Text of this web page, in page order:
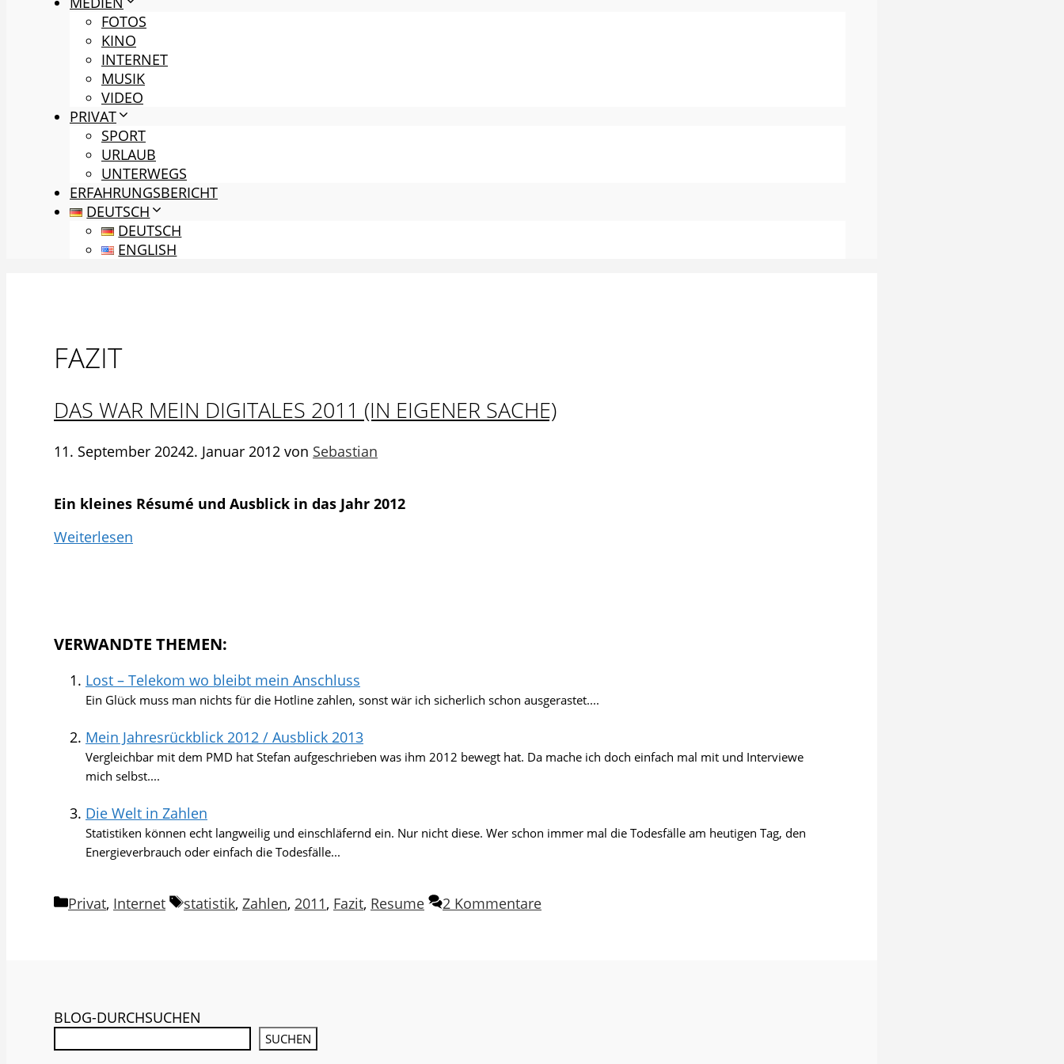
FOTOS
KINO
INTERNET
MUSIK
VIDEO
PRIVAT
SPORT
URLAUB
UNTERWEGS
ERFAHRUNGSBERICHT
DEUTSCH
DEUTSCH
ENGLISH
FAZIT
DAS WAR MEIN DIGITALES 2011 (IN EIGENER SACHE)
11. September 20242. Januar 2012 von Sebastian
Ein kleines Résumé und Ausblick in das Jahr 2012
Weiterlesen
VERWANDTE THEMEN:
Lost – Telekom wo bleibt mein Anschluss
Ein Glück muss man nichts für die Hotline zahlen, sonst wär ich sicherlich schon ausgerastet....
Mein Jahresrückblick 2012 / Ausblick 2013
Vergleichbar mit dem PMD hat Stefan aufgeschrieben was ihm 2012 bewegt hat. Da mache ich doch einfach mal mit und Interviewe
mich selbst....
Die Welt in Zahlen
Statistiken können echt langweilig und einschläfernd ein. Nur nicht diese. Wer schon immer mal die Todesfälle am heutigen Tag, den
Energieverbrauch oder einfach die Todesfälle...
Kategorien
Privat, Internet Schlagwörter
statistik, Zahlen, 2011, Fazit, Resume 2 Kommentare
BLOG-DURCHSUCHEN
SUCHEN